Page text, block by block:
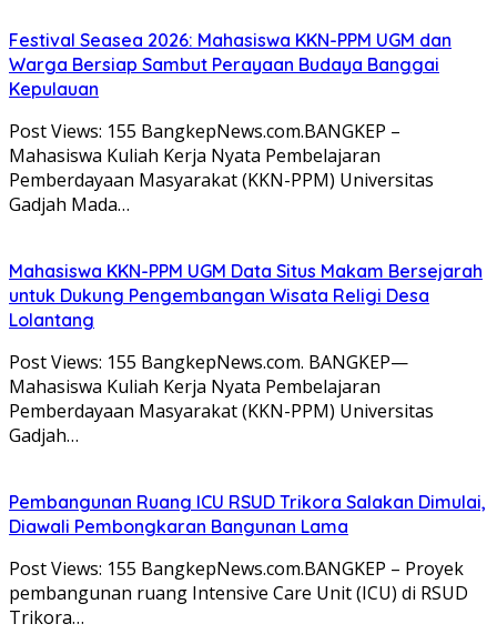
Festival Seasea 2026: Mahasiswa KKN-PPM UGM dan
Warga Bersiap Sambut Perayaan Budaya Banggai
Kepulauan
Post Views: 155 BangkepNews.com.BANGKEP –
Mahasiswa Kuliah Kerja Nyata Pembelajaran
Pemberdayaan Masyarakat (KKN-PPM) Universitas
Gadjah Mada…
Mahasiswa KKN-PPM UGM Data Situs Makam Bersejarah
untuk Dukung Pengembangan Wisata Religi Desa
Lolantang
Post Views: 155 BangkepNews.com. BANGKEP—
Mahasiswa Kuliah Kerja Nyata Pembelajaran
Pemberdayaan Masyarakat (KKN-PPM) Universitas
Gadjah…
Pembangunan Ruang ICU RSUD Trikora Salakan Dimulai,
Diawali Pembongkaran Bangunan Lama
Post Views: 155 BangkepNews.com.BANGKEP – Proyek
pembangunan ruang Intensive Care Unit (ICU) di RSUD
Trikora…